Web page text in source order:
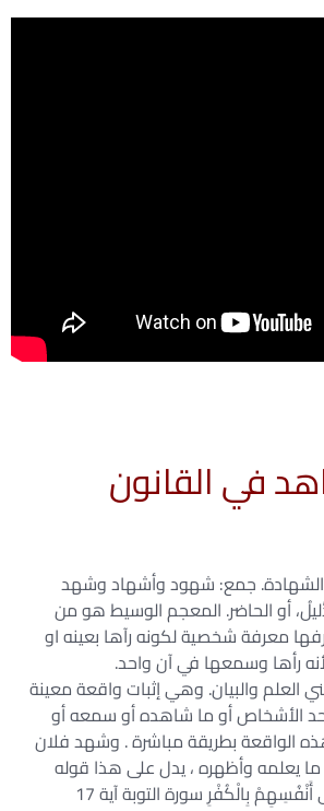
في القانون
جمع: شهود وأشهاد وشهد
أو الحاضر. المعجم الوسيط هو من
معرفة شخصية لكونه رآها بعينه او
رأها وسمعها في آن واحد.
العلم والبيان. وهي إثبات واقعة معينة
الأشخاص أو ما شاهده أو سمعه أو
الواقعة بطريقة مباشرة . وشهد فلان
يعلمه وأظهره ، يدل على هذا قوله
بِالْكُفْرِ سورة التوبة آية 17